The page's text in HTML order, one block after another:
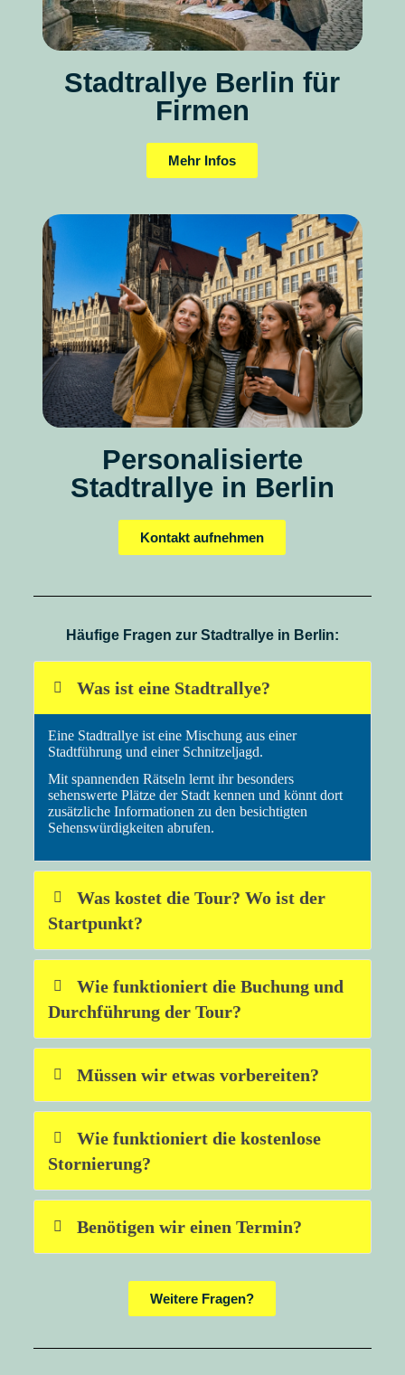
Stadtrallye Berlin für
Firmen
Mehr Infos
Personalisierte
Stadtrallye in Berlin
Kontakt aufnehmen
Häufige Fragen zur Stadtrallye in Berlin:
Was ist eine Stadtrallye?
Eine Stadtrallye ist eine Mischung aus einer
Stadtführung und einer Schnitzeljagd.
Mit spannenden Rätseln lernt ihr besonders
sehenswerte Plätze der Stadt kennen und könnt dort
zusätzliche Informationen zu den besichtigten
Sehenswürdigkeiten abrufen.
Was kostet die Tour? Wo ist der
Startpunkt?
Wie funktioniert die Buchung und
Durchführung der Tour?
Müssen wir etwas vorbereiten?
Wie funktioniert die kostenlose
Stornierung?
Benötigen wir einen Termin?
Weitere Fragen?